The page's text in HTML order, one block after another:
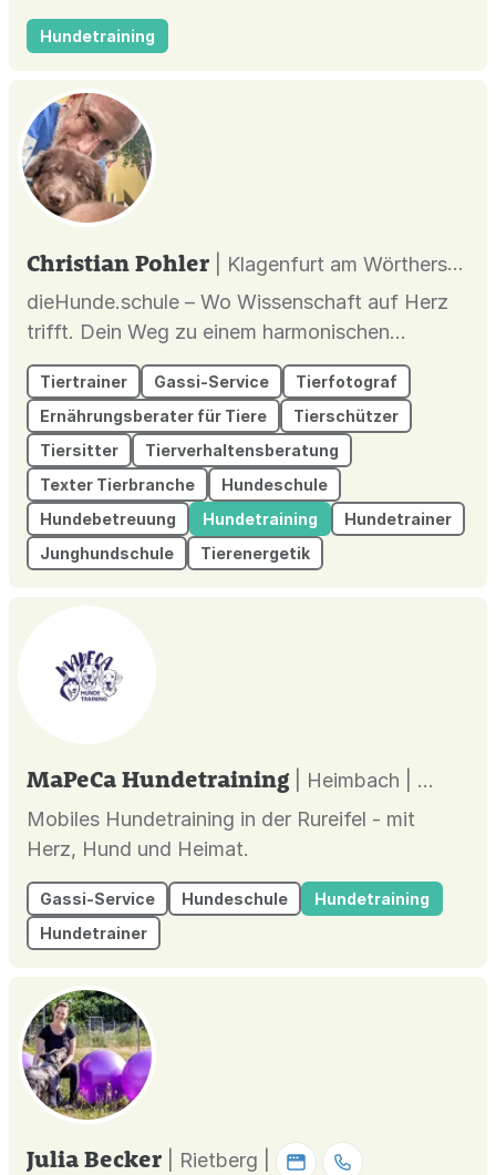
viele Hundefreunde mit ihren Hunden. Wir sind
offen für Groß und Klein, Rassehunde und
bieten unser Wissen, um Ihnen bei der
Erziehung und Ausbildung des H...
Hundetraining
Christian Pohler
| Klagenfurt am Wörthersee |
dieHunde.schule – Wo Wissenschaft auf Herz
trifft. Dein Weg zu einem harmonischen
Miteinander
Tiertrainer Gassi-Service
Tierfotograf
Ernährungsberater für Tiere
Tierschützer
Tiersitter
Tierverhaltensberatung
Texter Tierbranche
Hundeschule
Hundebetreuung
Hundetraining
Hundetrainer
Junghundschule
Tierenergetik
MaPeCa Hundetraining
| Heimbach |
Mobiles Hundetraining in der Rureifel - mit
Herz, Hund und Heimat.
Gassi-Service Hundeschule
Hundetraining
Hundetrainer
Julia Becker
| Rietberg |